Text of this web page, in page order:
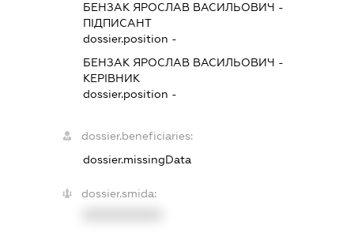
БЕНЗАК ЯРОСЛАВ ВАСИЛЬОВИЧ -
ПІДПИСАНТ
dossier.position -
БЕНЗАК ЯРОСЛАВ ВАСИЛЬОВИЧ -
КЕРІВНИК
dossier.position -
dossier.beneficiaries:
dossier.missingData
dossier.smida: